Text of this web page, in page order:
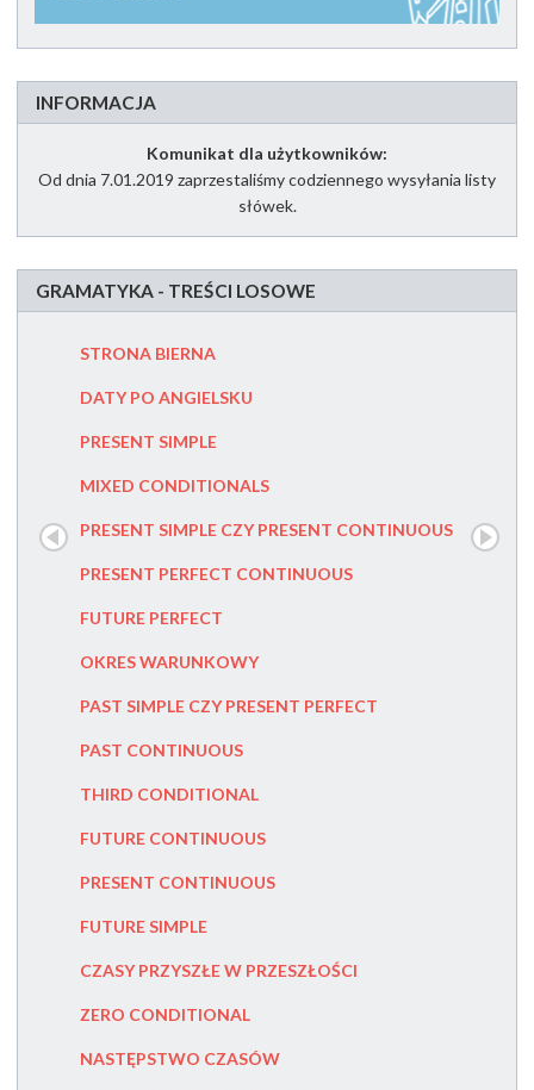
INFORMACJA
Komunikat dla użytkowników:
Od dnia 7.01.2019 zaprzestaliśmy codziennego wysyłania listy
słówek.
GRAMATYKA - TREŚCI LOSOWE
STRONA BIERNA
DATY PO ANGIELSKU
PRESENT SIMPLE
MIXED CONDITIONALS
PRESENT SIMPLE CZY PRESENT CONTINUOUS
PRESENT PERFECT CONTINUOUS
FUTURE PERFECT
OKRES WARUNKOWY
PAST SIMPLE CZY PRESENT PERFECT
PAST CONTINUOUS
THIRD CONDITIONAL
FUTURE CONTINUOUS
PRESENT CONTINUOUS
FUTURE SIMPLE
CZASY PRZYSZŁE W PRZESZŁOŚCI
ZERO CONDITIONAL
NASTĘPSTWO CZASÓW
FIRST